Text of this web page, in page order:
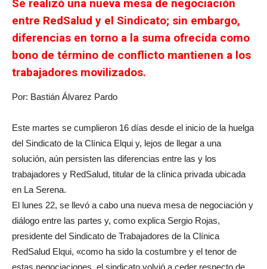
Se realizó una nueva mesa de negociación
entre RedSalud y el Sindicato; sin embargo,
diferencias en torno a la suma ofrecida como
bono de término de conflicto mantienen a los
trabajadores movilizados.
Por: Bastián Álvarez Pardo
Este martes se cumplieron 16 días desde el inicio de la huelga
del Sindicato de la Clínica Elqui y, lejos de llegar a una
solución, aún persisten las diferencias entre las y los
trabajadores y RedSalud, titular de la clínica privada ubicada
en La Serena.
El lunes 22, se llevó a cabo una nueva mesa de negociación y
diálogo entre las partes y, como explica Sergio Rojas,
presidente del Sindicato de Trabajadores de la Clínica
RedSalud Elqui, «como ha sido la costumbre y el tenor de
estas negociaciones, el sindicato volvió a ceder respecto de